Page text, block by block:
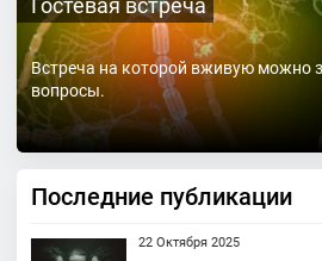
Гостевая встреча
Встреча на которой вживую можно
вопросы.
Последние публикации
22 Октября 2025